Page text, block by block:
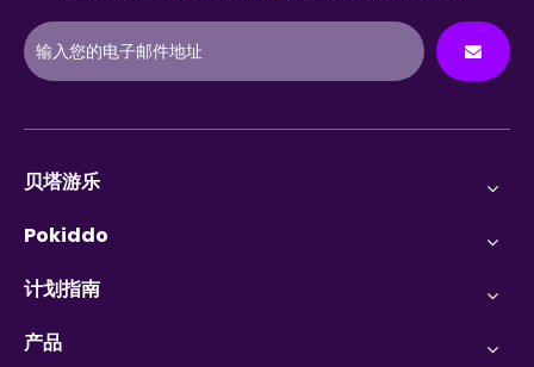
贝塔游乐
Pokiddo
计划指南
产品